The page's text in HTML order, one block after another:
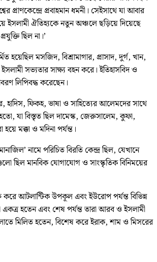
প্রাণকেন্দ্রে প্রবাহমান ধমনী। সেইসাথে যা আবার
ইসলামী ঐতিহ্যকে নতুন অঞ্চলে ছড়িয়ে দিয়েছে
ছিল না।’
হয়েছিল মসজিদ, বিশ্রামাগার, প্রাসাদ, দুর্গ, খান,
সভ্যতার সাক্ষ্য বহন করে। ইতিহাসবিদ ও
লিপিবদ্ধ করেছেন।
ফিকহ, ভাষা ও সাহিত্যের আলেমদের সাথে
যা বিস্তৃত ছিল দামেস্ক, জেরুসালেম, কুফা,
মক্কা ও মদিনা পর্যন্ত।
নামে পরিচিত বিরতি কেন্দ্র ছিল, যেখানে
ছিল মানবিক যোগাযোগ ও সাংস্কৃতিক বিনিময়ের
আটলান্টিক উপকূল এবং ইউরোপ পর্যন্ত বিভিন্ন
একত্র হতেন এবং শেষ পর্যন্ত তারা আরব ও ইসলামী
মিলিত হতেন, বিশেষ করে ইরাক, শাম ও মিসরের